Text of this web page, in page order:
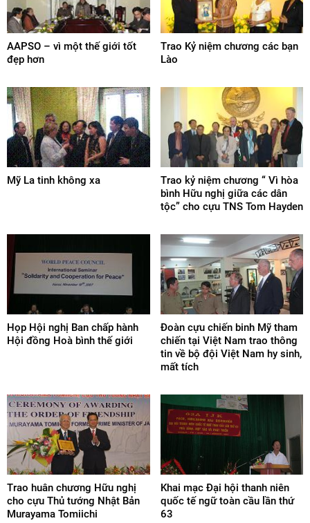
AAPSO – vì một thế giới tốt
đẹp hơn
Trao Kỷ niệm chương các bạn
Lào
Mỹ La tinh không xa
Trao kỷ niệm chương “ Vì hòa
bình Hữu nghị giữa các dân
tộc” cho cựu TNS Tom Hayden
Họp Hội nghị Ban chấp hành
Hội đồng Hoà bình thế giới
Đoàn cựu chiến binh Mỹ tham
chiến tại Việt Nam trao thông
tin về bộ đội Việt Nam hy sinh,
mất tích
Trao huân chương Hữu nghị
cho cựu Thủ tướng Nhật Bản
Murayama Tomiichi
Khai mạc Đại hội thanh niên
quốc tế ngữ toàn cầu lần thứ
63